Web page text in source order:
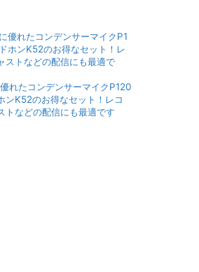
れたコンデンサーマイクP120
ンK52のお得なセット！レコ
トなどの配信にも最適です